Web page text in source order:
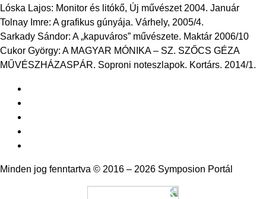
Lóska Lajos: Monitor és litókő, Új művészet 2004. Január
Tolnay Imre: A grafikus gúnyája. Várhely, 2005/4.
Sarkady Sándor: A „kapuváros” művészete. Maktár 2006/10
Cukor György: A MAGYAR MÓNIKA – SZ. SZŐCS GÉZA
MŰVÉSZHÁZASPÁR. Soproni noteszlapok. Kortárs. 2014/1.
Minden jog fenntartva © 2016 – 2026 Symposion Portál